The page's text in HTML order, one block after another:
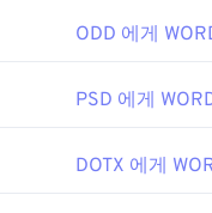
운영 체제에서 쉽게 열
, Roxio Creator NXT Pro
ODD 에게
PSD 에게
DOTX 에게